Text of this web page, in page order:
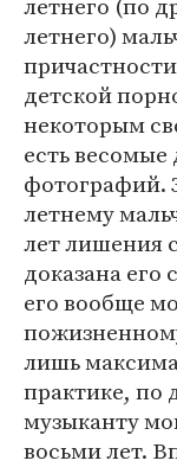
летнего)
детской
некоторым
есть весомые
фотографий.
летнему
лет лишения
доказана его
его вообще
лишь
практике, по
музыканту
восьми лет.